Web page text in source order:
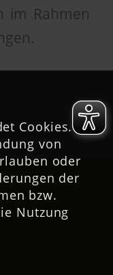
im Rahmen
Cookies.
von
oder
der
bzw.
Nutzung